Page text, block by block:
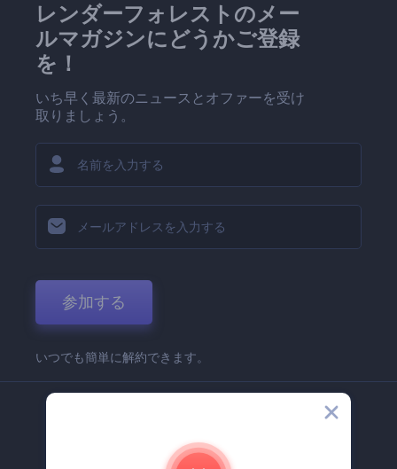
レンダーフォレストのメー
ルマガジンにどうかご登録
を！
いち早く最新のニュースとオファーを受け
取りましょう。
参加する
いつでも簡単に解約できます。
Renderforest 企業情報